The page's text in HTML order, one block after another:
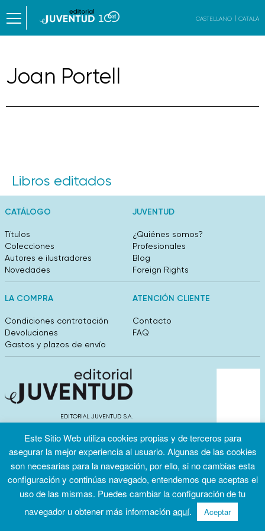
CASTELLANO CATALÀ
Joan Portell
Libros editados
CATÁLOGO
Títulos
Colecciones
Autores e ilustradores
Novedades
JUVENTUD
¿Quiénes somos?
Profesionales
Blog
Foreign Rights
LA COMPRA
Condiciones contratación
Devoluciones
Gastos y plazos de envío
ATENCIÓN CLIENTE
Contacto
FAQ
EDITORIAL JUVENTUD S.A.
info@editorialjuventud.es
Condiciones
Política de
privacidad
Política de
Este Sitio Web utiliza cookies propias y de terceros para
asegurar la mejor experiencia al usuario. Algunas de las cookies
son necesarias para la navegación, por ello, si no cambias esta
configuración y continúas navegado, entendemos que aceptas el
uso de las mismas. Puedes cambiar la configuración de tu
navegador u obtener más informaciónaquí. Aceptar